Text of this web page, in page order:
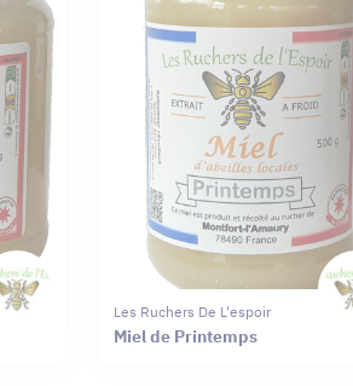
Les Ruchers De L'espoir
Miel de Printemps